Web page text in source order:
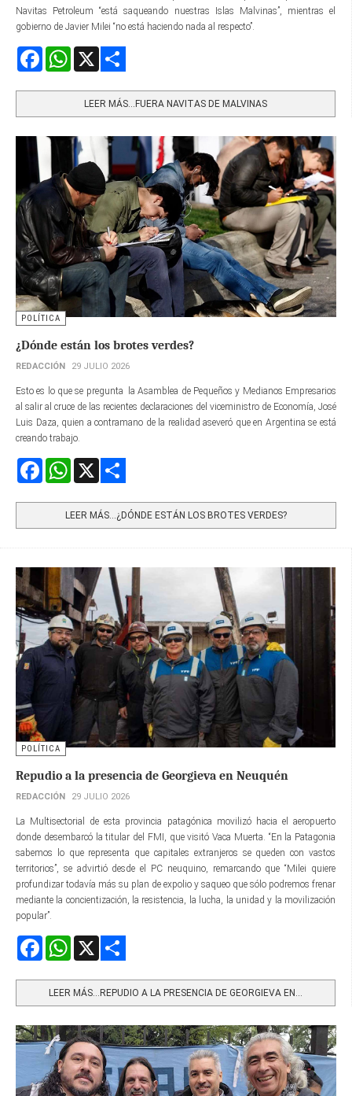
Navitas Petroleum “está saqueando nuestras Islas Malvinas”, mientras el
gobierno de Javier Milei “no está haciendo nada al respecto”.
FacebookWhatsApp
LEER MÁS…FUERA NAVITAS DE MALVINAS
POLÍTICA
¿Dónde están los brotes verdes?
REDACCIÓN 29 JULIO 2026
Esto es lo que se pregunta la Asamblea de Pequeños y Medianos Empresarios
al salir al cruce de las recientes declaraciones del viceministro de Economía, José
Luis Daza, quien a contramano de la realidad aseveró que en Argentina se está
creando trabajo.
FacebookWhatsApp
LEER MÁS…¿DÓNDE ESTÁN LOS BROTES VERDES?
POLÍTICA
Repudio a la presencia de Georgieva en Neuquén
REDACCIÓN 29 JULIO 2026
La Multisectorial de esta provincia patagónica movilizó hacia el aeropuerto
donde desembarcó la titular del FMI, que visitó Vaca Muerta. “En la Patagonia
sabemos lo que representa que capitales extranjeros se queden con vastos
territorios”, se advirtió desde el PC neuquino, remarcando que “Milei quiere
profundizar todavía más su plan de expolio y saqueo que sólo podremos frenar
mediante la concientización, la resistencia, la lucha, la unidad y la movilización
popular”.
FacebookWhatsApp
LEER MÁS…REPUDIO A LA PRESENCIA DE GEORGIEVA EN...